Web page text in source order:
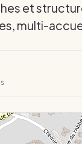
et
multi-